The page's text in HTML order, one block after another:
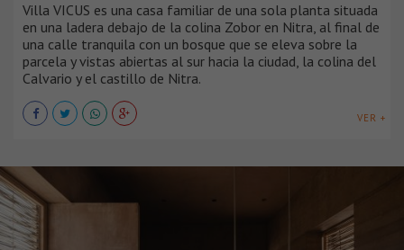
Villa VICUS es una casa familiar de una sola planta situada
en una ladera debajo de la colina Zobor en Nitra, al final de
una calle tranquila con un bosque que se eleva sobre la
parcela y vistas abiertas al sur hacia la ciudad, la colina del
Calvario y el castillo de Nitra.
VER +